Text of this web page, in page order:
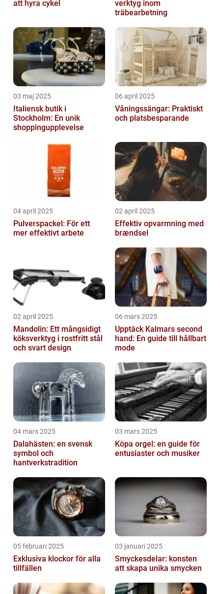
att hyra cykel
verktyg inom
träbearbetning
03 maj 2025
Italiensk butik i
Stockholm: En unik
shoppingupplevelse
06 april 2025
Våningssängar: Praktiskt
och platsbesparande
04 april 2025
Pulverspackel: För ett
mer effektivt arbete
02 april 2025
Effektiv opvarmning med
brændsel
02 april 2025
Mandolin: Ett mångsidigt
köksverktyg i rostfritt stål
och svart design
06 mars 2025
Upptäck Kalmars second
hand: En guide till hållbart
mode
04 mars 2025
Dalahästen: en svensk
symbol och
hantverkstradition
03 mars 2025
Köpa orgel: en guide för
entusiaster och musiker
05 februari 2025
Exklusiva klockor för alla
tillfällen
03 januari 2025
Smyckesdelar: konsten
att skapa unika smycken